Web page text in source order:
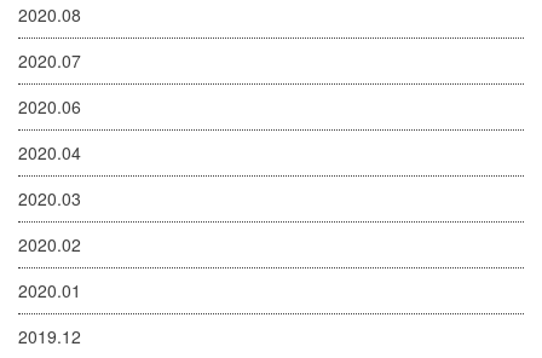
2020.08
2020.07
2020.06
2020.04
2020.03
2020.02
2020.01
2019.12